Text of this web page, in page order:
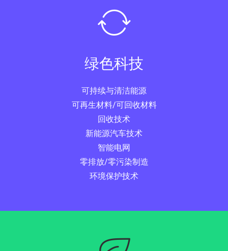
绿色科技
可持续与清洁能源
可再生材料/可回收材料
回收技术
新能源汽车技术
智能电网
零排放/零污染制造
环境保护技术